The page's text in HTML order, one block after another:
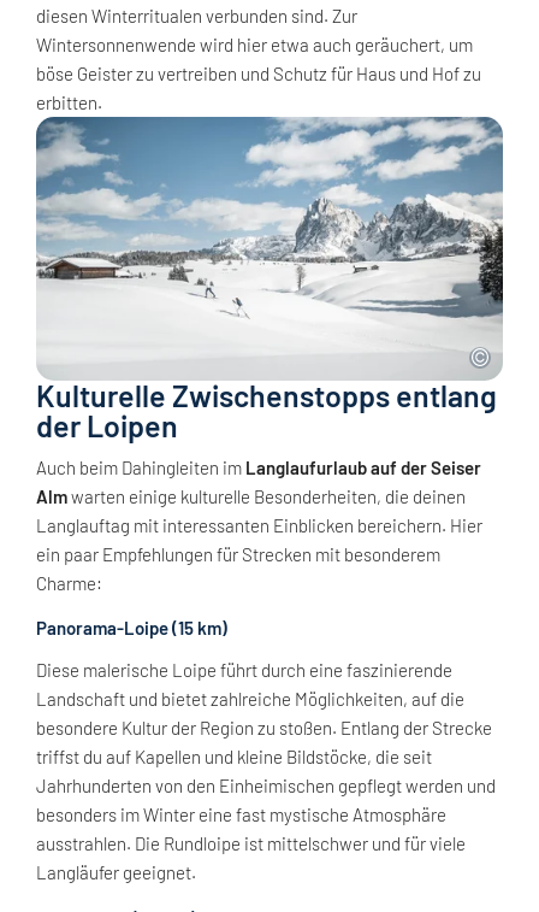
diesen Winterritualen verbunden sind. Zur
Wintersonnenwende wird hier etwa auch geräuchert, um
böse Geister zu vertreiben und Schutz für Haus und Hof zu
erbitten.
Kulturelle Zwischenstopps entlang
der Loipen
Auch beim Dahingleiten im Langlaufurlaub auf der Seiser
Almwarten einige kulturelle Besonderheiten, die deinen
Langlauftag mit interessanten Einblicken bereichern. Hier
ein paar Empfehlungen für Strecken mit besonderem
Charme:
Panorama-Loipe (15 km)
Diese malerische Loipe führt durch eine faszinierende
Landschaft und bietet zahlreiche Möglichkeiten, auf die
besondere Kultur der Region zu stoßen. Entlang der Strecke
triffst du auf Kapellen und kleine Bildstöcke, die seit
Jahrhunderten von den Einheimischen gepflegt werden und
besonders im Winter eine fast mystische Atmosphäre
ausstrahlen. Die Rundloipe ist mittelschwer und für viele
Langläufer geeignet.